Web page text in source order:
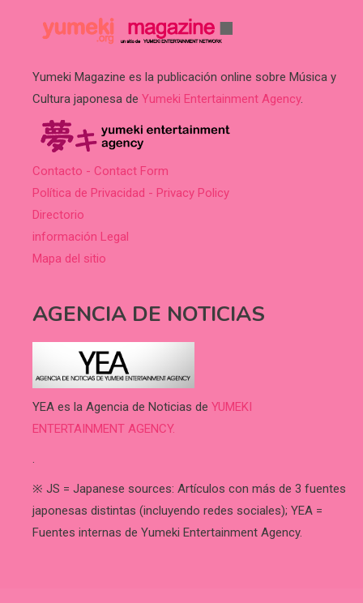
Yumeki Magazine es la publicación online sobre Música y
Cultura japonesa de Yumeki Entertainment Agency.
Contacto - Contact Form
Política de Privacidad - Privacy Policy
Directorio
información Legal
Mapa del sitio
AGENCIA DE NOTICIAS
YEA es la Agencia de Noticias de YUMEKI
ENTERTAINMENT AGENCY.
.
※ JS = Japanese sources: Artículos con más de 3 fuentes
japonesas distintas (incluyendo redes sociales); YEA =
Fuentes internas de Yumeki Entertainment Agency.